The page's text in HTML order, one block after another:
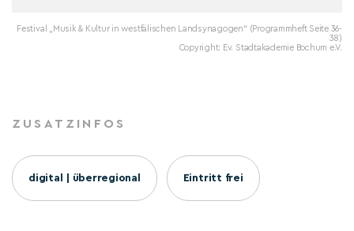
Festival „Musik & Kultur in westfälischen Landsynagogen“ (Programmheft Seite 36-
38)
Copyright: Ev. Stadtakademie Bochum e.V.
ZUSATZINFOS
digital | überregional Eintritt frei